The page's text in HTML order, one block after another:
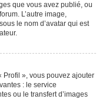
que vous avez publié, ou
L’autre image,
le nom d’avatar qui est
Profil », vous pouvez ajouter
: le service
ou le transfert d’images